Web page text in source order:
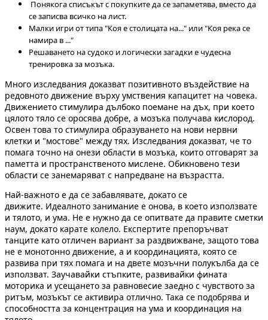
Понякога списъкът с покупките да се запаметява, вместо да
се записва всичко на лист.
Малки игри от типа "Коя е столицата на..." или "Коя река се
намира в ..."
Решаването на судоко и логически загадки е чудесна
тренировка за мозъка.
Много изследвания доказват позитивното въздействие на
редовното движение върху умствения капацитет на човека.
Движението стимулира дълбоко поемане на дъх, при което
цялото тяло се оросява добре, а мозъка получава кислород.
Освен това то стимулира образуването на нови нервни
клетки и "мостове" между тях. Изследвания доказват, че то
помага точно на онези области в мозъка, които отговарят за
паметта и пространственото мислене. Обикновено тези
области се занемаряват с напредване на възрастта.
Най-важното е да се забавлявате, докато се
движите. Идеалното занимание е онова, в което използвате
и тялото, и ума. Не е нужно да се опитвате да правите сметки
наум, докато карате колело. Експертите препоръчват
танците като отличен вариант за раздвижване, защото това
не е монотонно движение, а и координацията, която се
развива при тях помага и на двете мозъчни полукълба да се
използват. Заучавайки стъпките, развивайки фината
моторика и усещането за равновесие заедно с чувството за
ритъм, мозъкът се активира отлично. Така се подобрява и
способността за концентрация на ума и координация на